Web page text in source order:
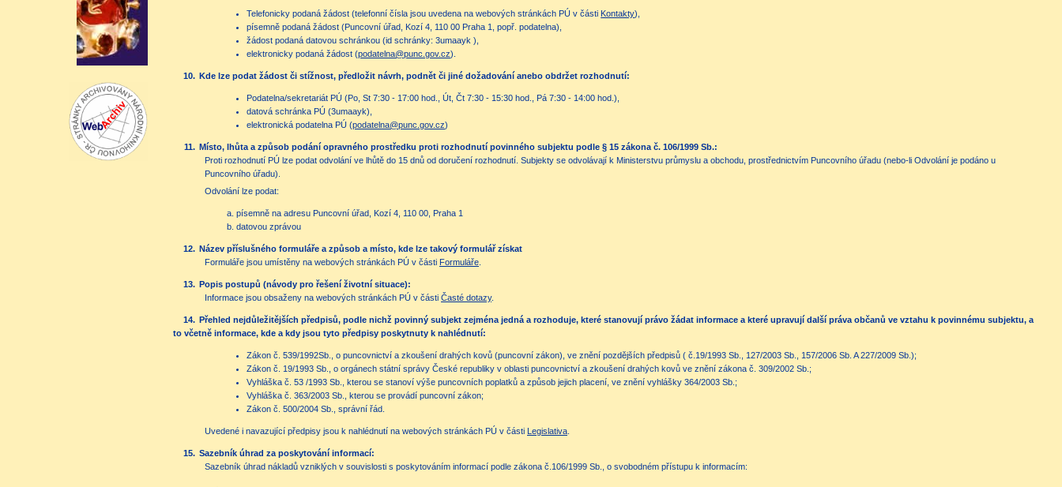
Telefonicky podaná žádost (telefonní čísla jsou uvedena na webových stránkách PÚ v částiKontakty),
písemně podaná žádost (Puncovní úřad, Kozí 4, 110 00 Praha 1, popř. podatelna),
žádost podaná datovou schránkou (id schránky: 3umaayk ),
elektronicky podaná žádost (podatelna@punc.gov.cz).
10. Kde lze podat žádost či stížnost, předložit návrh, podnět či jiné dožadování anebo obdržet rozhodnutí:
Podatelna/sekretariát PÚ (Po, St 7:30 - 17:00 hod., Út, Čt 7:30 - 15:30 hod., Pá 7:30 - 14:00 hod.),
datová schránka PÚ (3umaayk),
elektronická podatelna PÚ (podatelna@punc.gov.cz)
11. Místo, lhůta a způsob podání opravného prostředku proti rozhodnutí povinného subjektu podle § 15 zákona č. 106/1999 Sb.:
Proti rozhodnutí PÚ lze podat odvolání ve lhůtě do 15 dnů od doručení rozhodnutí. Subjekty se odvolávají k Ministerstvu průmyslu a obchodu, prostřednictvím Puncovního úřadu (nebo-li Odvolání je podáno u
Puncovního úřadu).
Odvolání lze podat:
písemně na adresu Puncovní úřad, Kozí 4, 110 00, Praha 1
datovou zprávou
12. Název příslušného formuláře a způsob a místo, kde lze takový formulář získat
Formuláře jsou umístěny na webových stránkách PÚ v části Formuláře
13. Popis postupů (návody pro řešení životní situace):
Informace jsou obsaženy na webových stránkách PÚ v části Časté dotazy.
14. Přehled nejdůležitějších předpisů, podle nichž povinný subjekt zejména jedná a rozhoduje, které stanovují právo žádat informace a které upravují další práva občanů ve vztahu k povinnému subjektu, a
to včetně informace, kde a kdy jsou tyto předpisy poskytnuty k nahlédnutí:
Zákon č. 539/1992Sb., o puncovnictví a zkoušení drahých kovů (puncovní zákon), ve znění pozdějších předpisů ( č.19/1993 Sb., 127/2003 Sb., 157/2006 Sb. A 227/2009 Sb.);
Zákon č. 19/1993 Sb., o orgánech státní správy České republiky v oblasti puncovnictví a zkoušení drahých kovů ve znění zákona č. 309/2002 Sb.;
Vyhláška č. 53 /1993 Sb., kterou se stanoví výše puncovních poplatků a způsob jejich placení, ve znění vyhlášky 364/2003 Sb.;
Vyhláška č. 363/2003 Sb., kterou se provádí puncovní zákon;
Zákon č. 500/2004 Sb., správní řád.
Uvedené i navazující předpisy jsou k nahlédnutí na webových stránkách PÚ v části Legislativa
15. Sazebník úhrad za poskytování informací:
Sazebník úhrad nákladů vzniklých v souvislosti s poskytováním informací podle zákona č.106/1999 Sb., o svobodném přístupu k informacím: